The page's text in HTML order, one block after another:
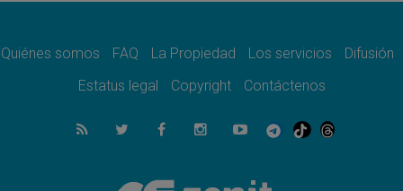
como misión al servicio del Evangelio
SIGNIS 2026, dar voz a las religiosas en el
07.08.2026
Lanzan un proyecto de empoderamiento
Quiénes somos FAQ La Propiedad Los servicios
Difusión
Estatus legal
Copyright Contáctenos